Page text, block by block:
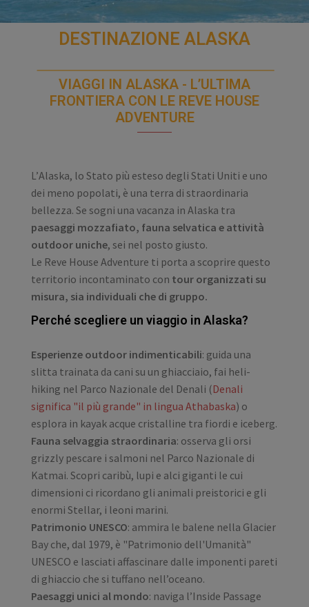
DESTINAZIONE ALASKA
VIAGGI IN ALASKA - L’ULTIMA
FRONTIERA CON LE REVE HOUSE
ADVENTURE
L’Alaska, lo Stato più esteso degli Stati Uniti e uno
dei meno popolati, è una terra di straordinaria
bellezza. Se sogni una vacanza in Alaska tra
paesaggi mozzafiato, fauna selvatica e attività
outdoor uniche, sei nel posto giusto.
Le Reve House Adventure ti porta a scoprire questo
territorio incontaminato con tour organizzati su
misura, sia individuali che di gruppo.
Perché scegliere un viaggio in Alaska?
Esperienze outdoor indimenticabili: guida una
slitta trainata da cani su un ghiacciaio, fai heli-
hiking nel Parco Nazionale del Denali (Denali
significa "il più grande" in lingua Athabaska) o
esplora in kayak acque cristalline tra fiordi e iceberg.
Fauna selvaggia straordinaria: osserva gli orsi
grizzly pescare i salmoni nel Parco Nazionale di
Katmai. Scopri caribù, lupi e alci giganti le cui
dimensioni ci ricordano gli animali preistorici e gli
enormi Stellar, i leoni marini.
Patrimonio UNESCO: ammira le balene nella Glacier
Bay che, dal 1979, è "Patrimonio dell'Umanità"
UNESCO e lasciati affascinare dalle imponenti pareti
di ghiaccio che si tuffano nell’oceano.
Paesaggi unici al mondo: naviga l’Inside Passage